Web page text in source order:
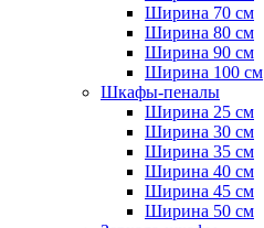
Ширина 70 см
Ширина 80 см
Ширина 90 см
Ширина 100 см
Шкафы-пеналы
Ширина 25 см
Ширина 30 см
Ширина 35 см
Ширина 40 см
Ширина 45 см
Ширина 50 см